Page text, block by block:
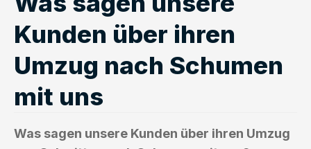
Kunden über ihren
Umzug nach Schumen
mit uns
Was sagen unsere Kunden über ihren Umzug